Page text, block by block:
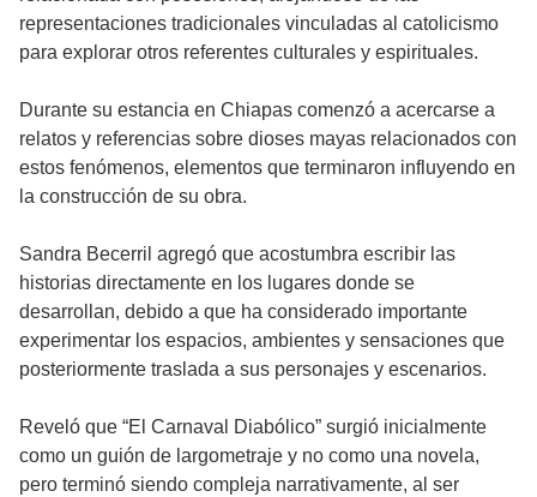
representaciones tradicionales vinculadas al catolicismo
para explorar otros referentes culturales y espirituales.
Durante su estancia en Chiapas comenzó a acercarse a
relatos y referencias sobre dioses mayas relacionados con
estos fenómenos, elementos que terminaron influyendo en
la construcción de su obra.
Sandra Becerril agregó que acostumbra escribir las
historias directamente en los lugares donde se
desarrollan, debido a que ha considerado importante
experimentar los espacios, ambientes y sensaciones que
posteriormente traslada a sus personajes y escenarios.
Reveló que “El Carnaval Diabólico” surgió inicialmente
como un guión de largometraje y no como una novela,
pero terminó siendo compleja narrativamente, al ser